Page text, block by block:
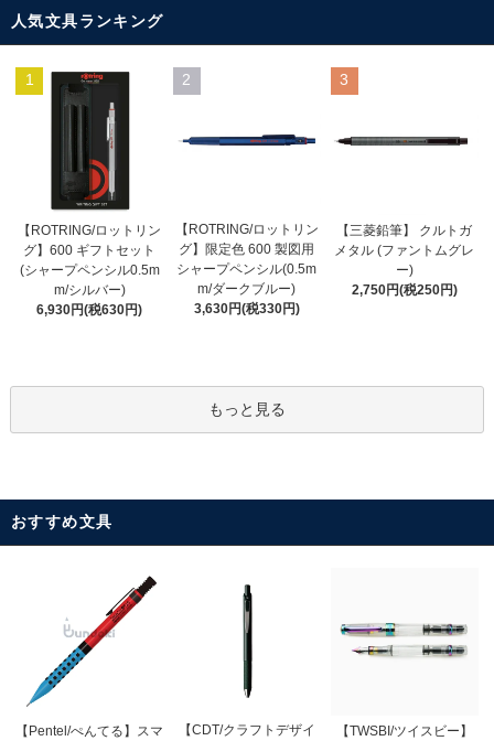
人気文具ランキング
1
【ROTRING/ロットリン
グ】600 ギフトセット
(シャープペンシル0.5m
m/シルバー)
6,930円(税630円)
2
【ROTRING/ロットリン
グ】限定色 600 製図用
シャープペンシル(0.5m
m/ダークブルー)
3,630円(税330円)
3
【三菱鉛筆】 クルトガ
メタル (ファントムグレ
ー)
2,750円(税250円)
もっと見る
おすすめ文具
【Pentel/ぺんてる】スマ
【CDT/クラフトデザイ
【TWSBI/ツイスビー】